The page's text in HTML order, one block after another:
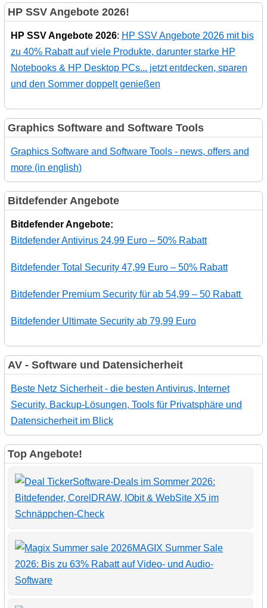
HP SSV Angebote 2026!
HP SSV Angebote 2026: HP SSV Angebote 2026 mit bis
zu 40% Rabatt auf viele Produkte, darunter starke HP
Notebooks & HP Desktop PCs... jetzt entdecken, sparen
und den Sommer doppelt genießen
Graphics Software and Software Tools
Graphics Software and Software Tools - news, offers and
more (in english)
Bitdefender Angebote
Bitdefender Angebote:
Bitdefender Antivirus 24,99 Euro – 50% Rabatt
Bitdefender Total Security 47,99 Euro – 50% Rabatt
Bitdefender Premium Security für ab 54,99 – 50 Rabatt
Bitdefender Ultimate Security ab 79,99 Euro
AV - Software und Datensicherheit
Beste Netz Sicherheit - die besten Antivirus, Internet
Security, Backup-Lösungen, Tools für Privatsphäre und
Datensicherheit im Blick
Top Angebote!
Software-Deals im Sommer 2026:
Bitdefender, CorelDRAW, IObit & WebSite X5 im
Schnäppchen-Check
MAGIX Summer Sale
2026: Bis zu 63% Rabatt auf Video- und Audio-
Software